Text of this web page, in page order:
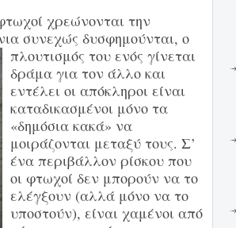
χρεώνονται την
συνεχώς δυσφημούνται, ο
πλουτισμός του ενός γίνεται
δράμα για τον άλλο και
εντέλει οι απόκληροι είναι
καταδικασμένοι μόνο τα
«δημόσια κακά» να
μοιράζονται μεταξύ τους. Σ’
ένα περιβάλλον ρίσκου που
οι φτωχοί δεν μπορούν να το
ελέγξουν (αλλά μόνο να το
υποστούν), είναι χαμένοι από